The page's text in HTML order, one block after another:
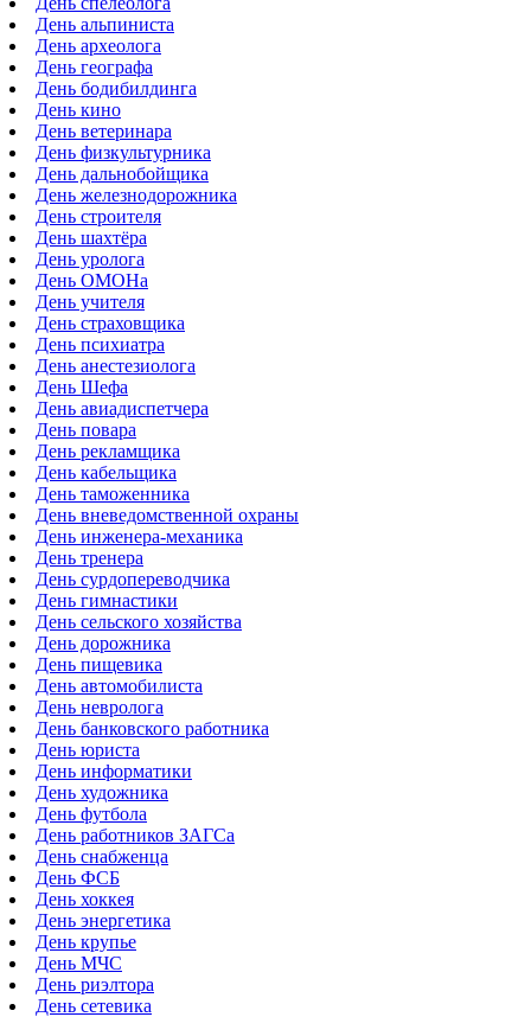
День альпиниста
День археолога
День географа
День бодибилдинга
День кино
День ветеринара
День физкультурника
День дальнобойщика
День железнодорожника
День строителя
День шахтёра
День уролога
День ОМОНа
День учителя
День страховщика
День психиатра
День анестезиолога
День Шефа
День авиадиспетчера
День повара
День рекламщика
День кабельщика
День таможенника
День вневедомственной охраны
День инженера-механика
День тренера
День сурдопереводчика
День гимнастики
День сельского хозяйства
День дорожника
День пищевика
День автомобилиста
День невролога
День банковского работника
День юриста
День информатики
День художника
День футбола
День работников ЗАГСа
День снабженца
День ФСБ
День хоккея
День энергетика
День крупье
День МЧС
День риэлтора
День сетевика